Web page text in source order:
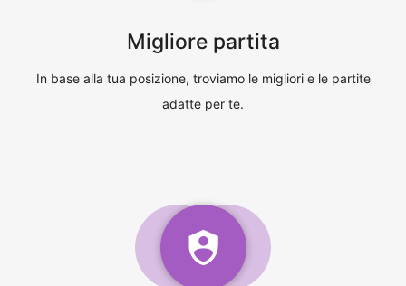
Migliore partita
In base alla tua posizione, troviamo le migliori e le partite
adatte per te.